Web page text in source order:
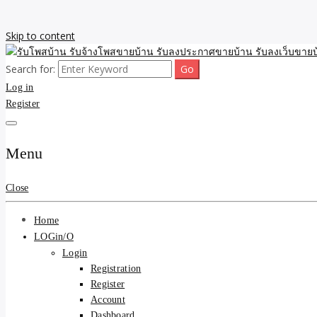
Skip to content
รับโพสบ้าน รับจ้างโพสขา
รับโพสบ้าน ที่ดิน SEOขายบ้
รับจ้างโพสขายบ้าน รับลงเว็บขายบ้าน รับโพสบ้าน รับลงประกาศขายบ้
Search for:
Log in
Register
Menu
Close
Home
LOGin/O
Login
Registration
Register
Account